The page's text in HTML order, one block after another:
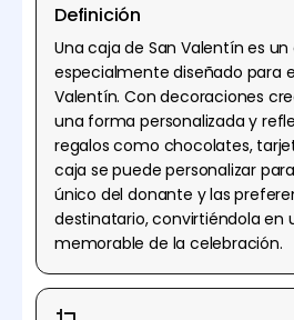
Definición
Una caja de San Valentín es
especialmente diseñado para
Valentín. Con decoraciones
una forma personalizada y
regalos como chocolates,
caja se puede personalizar
único del donante y las
destinatario, convirtiéndola en
memorable de la celebración.